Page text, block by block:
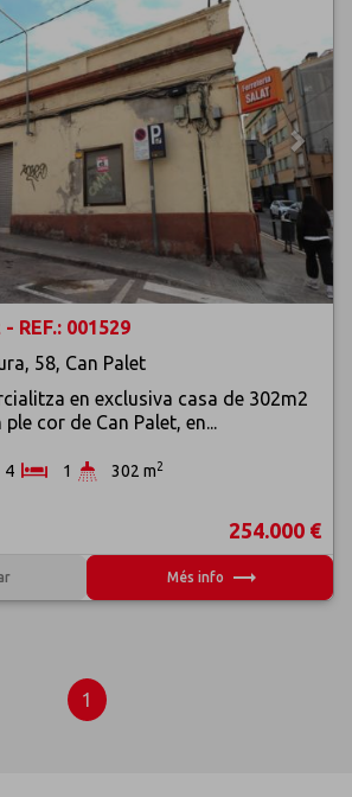
REF.: 001529
58, Can Palet
en exclusiva casa de 302m2
cor de Can Palet, en...
4 1 302 m2
254.000 €
Més info trending_flat
1